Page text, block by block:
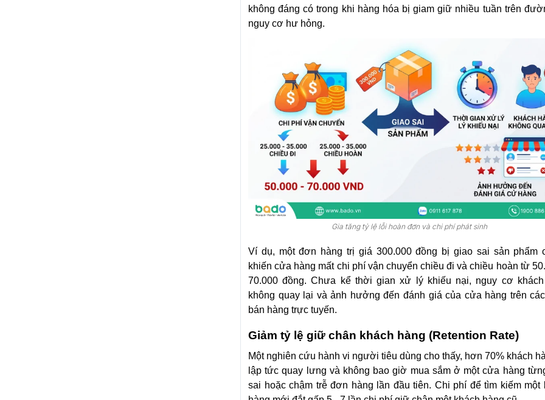
không đáng có trong khi hàng hóa bị giam giữ nhiều tuần trên
nguy cơ hư hỏng.
Gia tăng tỷ lệ lỗi hoàn đơn và chi phí phát sinh
Ví dụ, một đơn hàng trị giá 300.000 đồng bị giao sai sản phẩm
khiến cửa hàng mất chi phí vận chuyển chiều đi và chiều hoàn từ
70.000 đồng. Chưa kể thời gian xử lý khiếu nại, nguy cơ khách
không quay lại và ảnh hưởng đến đánh giá của cửa hàng trên
bán hàng trực tuyến.
Giảm tỷ lệ giữ chân khách hàng (Retention Rate)
Một nghiên cứu hành vi người tiêu dùng cho thấy, hơn 70% khách
lập tức quay lưng và không bao giờ mua sắm ở một cửa hàng
sai hoặc chậm trễ đơn hàng lần đầu tiên. Chi phí để tìm kiếm một